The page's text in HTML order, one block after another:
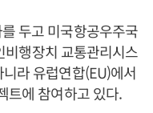
두고 미국항공우주국
비행장치 교통관리시스
라 유럽연합(EU)에서
트에 참여하고 있다.